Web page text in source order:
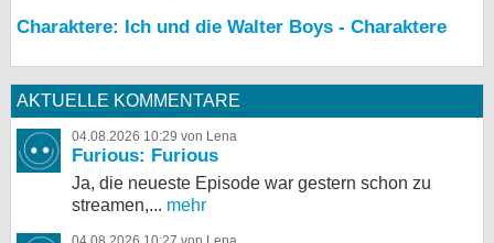
Charaktere: Ich und die Walter Boys - Charaktere
AKTUELLE KOMMENTARE
04.08.2026 10:29 von Lena
Furious: Furious
Ja, die neueste Episode war gestern schon zu
streamen,... mehr